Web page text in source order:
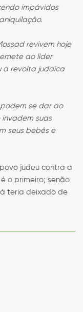
impávidos
revivem hoje
ao líder
a revolta judaica
podem se dar ao
invadem suas
seus bebês e
judeu contra a
o primeiro; senão
teria deixado de